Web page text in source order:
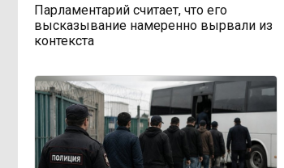
Парламентарий считает, что его
высказывание намеренно вырвали из
контекста